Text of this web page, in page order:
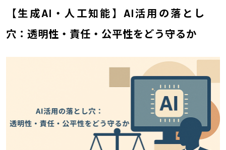
【生成AI・人工知能】AI活用の落とし
穴：透明性・責任・公平性をどう守るか